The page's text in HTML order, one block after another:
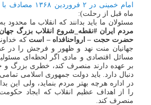
امام خمینی در ۲ فروردین ۱۳۶۸ مصادف با ۱۴ شعبان ۱۴۰۹
ماه قبل از رحلت):
مسئولان ما باید بدانند که انقلاب ما محدود
مردم ایران #نقطه_شروع انقلاب بزرگ
حضرت حجت – ارواحنافداه – است که
جهانیان منت نهد و ظهور و فرجش را در
مسائل اقتصادی و مادی اگر لحظه‌ای
بر عهده دارند منصرف کند، خطری بزرگ و
دنبال دارد. باید دولت جمهوری اسلامی
در اداره هرچه بهتر مردم بنماید، ولی این
را از اهداف عظیم انقلاب که ایجاد
منصرف کند.